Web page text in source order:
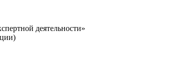
деятельности»